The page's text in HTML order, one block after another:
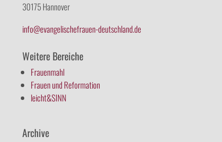
30175 Hannover
info@evangelischefrauen-deutschland.de
Weitere Bereiche
Frauenmahl
Frauen und Reformation
leicht&SINN
Archive